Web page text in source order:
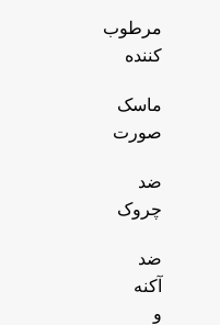
مرطوب
کننده
ماسک
صورت
ضد
چروک
ضد
آکنه
و